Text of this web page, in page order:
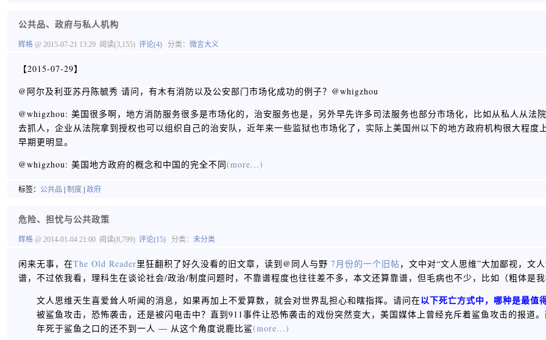
公共品、政府与私人机构
辉格 @ 2015-07-21 13:29 阅读(3,155) 评论(4) 分类： 微言大义
【2015-07-29】
@阿尔及利亚苏丹陈毓秀 请问，有木有消防以及公安部门市场化成功的例子？@whigzhou
@whigzhou: 美国很多啊，地方消防服务很多是市场化的，治安服务也是，另外早先许多司法服务也部分市场化，比如从私人从法
去抓人，企业从法院拿到授权也可以组织自己的治安队，近年来一些监狱也市场化了，实际上美国州以下的地方政府机构很大程度
早期更明显。
@whigzhou: 美国地方政府的概念和中国的完全不同(more...)
标签： 公共品 制度 政府
危险、担忧与公共政策
辉格 @ 2014-01-04 21:00 阅读(8,799) 评论(15) 分类： 未分类
闲来无事，在The Old Reader里狂翻积了好久没看的旧文章，读到@同人与野 7月份的一个旧帖，文中对“文人思维”大加鄙视，文
谱，不过依我看，理科生在谈论社会/政治/制度问题时，不靠谱程度也往往差不多，本文还算靠谱，但毛病也不少，比如（粗体是我
文人思维天生喜爱耸人听闻的消息，如果再加上不爱算数，就会对世界乱担心和瞎指挥。请问在以下死亡方式中，哪种是最值
被鲨鱼攻击，恐怖袭击，还是被闪电击中？直到911事件让恐怖袭击的戏份突然变大，美国媒体上曾经充斥着鲨鱼攻击的报道
年死于鲨鱼之口的还不到一人 — 从这个角度说鹿比鲨(more...)